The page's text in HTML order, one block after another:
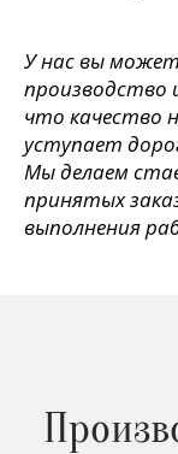
У нас вы
производство
что качество
уступает
Мы делаем
принятых
выполнения